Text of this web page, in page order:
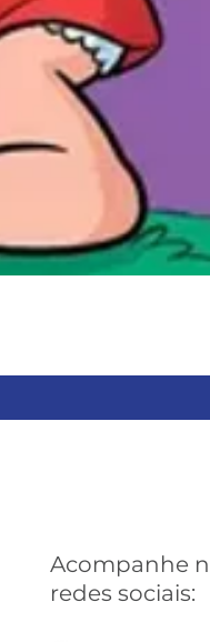
Acompanhe
redes sociais: